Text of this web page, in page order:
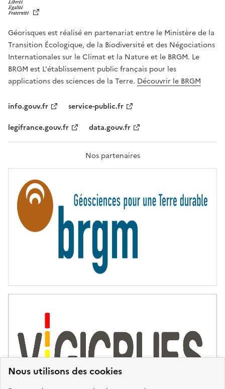
Nous utilisons des cookies
T
É
,
É
G
A
L
F
A
T
R
T
É
Géorisques est réalisé en partenariat entre le Ministère de la
Transition Écologique, de la Biodiversité et des Négociations
Internationales sur le Climat et la Nature et le BRGM. Le
BRGM est L'établissement public français pour les
applications des sciences de la Terre. Découvrir le BRGM
info.gouv.fr
service-public.fr
legifrance.gouv.fr
data.gouv.fr
Nos partenaires